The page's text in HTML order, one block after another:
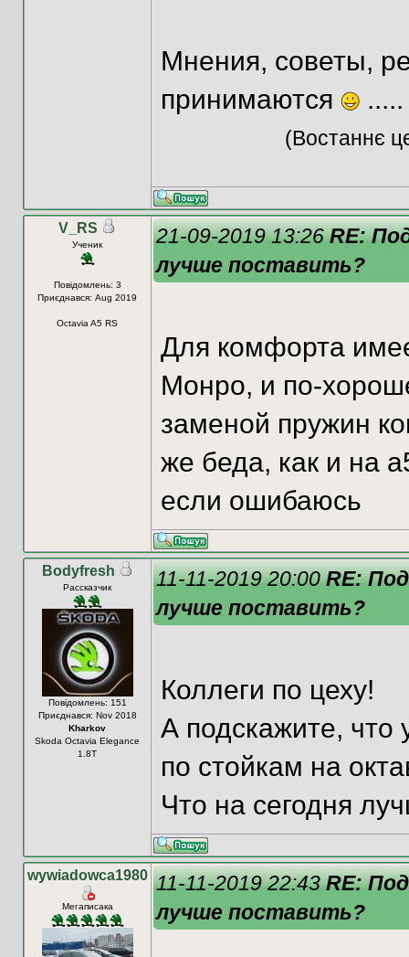
Мнения, советы,
принимаются
.....
(Востаннє
V_RS
Ученик
Повідомлень: 3
Приєднався: Aug 2019
Octavia A5 RS
21-09-2019 13:26RE:
лучше поставить?
Для комфорта
Монро, и по-
заменой пружин
же беда, как и на
если ошибаюсь
Bodyfresh
Рассказчик
Повідомлень: 151
Приєднався: Nov 2018
Kharkov
Skoda Octavia Elegance
1.8T
11-11-2019 20:00RE:
лучше поставить?
Коллеги по цеху!
А подскажите, что
по стойкам на
Что на сегодня
wywiadowca1980
Мегаписака
11-11-2019 22:43RE:
лучше поставить?